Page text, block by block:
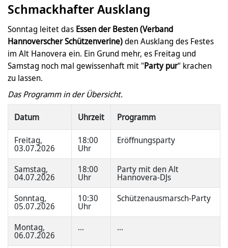
Schmackhafter Ausklang
Sonntag leitet das Essen der Besten (Verband
Hannoverscher Schützenverine)den Ausklang des Festes
im Alt Hanovera ein. Ein Grund mehr, es Freitag und
Samstag noch mal gewissenhaft mit "Party pur" krachen
zu lassen.
Das Programm in der Übersicht.
Datum Uhrzeit Programm
Freitag,
03.07.2026
18:00
Uhr
Eröffnungsparty
Samstag,
04.07.2026
18:00
Uhr
Party mit den Alt
Hannovera-DJs
Sonntag,
05.07.2026
10:30
Uhr
Schützenausmarsch-Party
Montag,
06.07.2026
... ...